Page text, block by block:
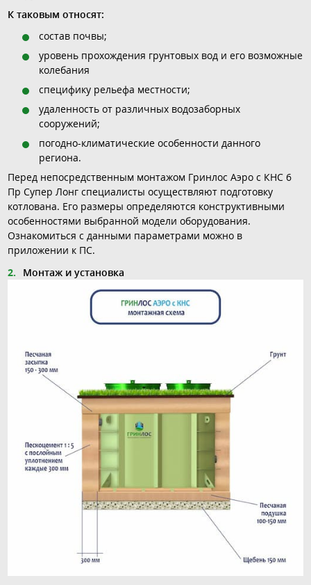
К таковым относят:
состав почвы;
уровень прохождения грунтовых вод и его возможные
колебания
специфику рельефа местности;
удаленность от различных водозаборных
сооружений;
погодно-климатические особенности данного
региона.
Перед непосредственным монтажом Гринлос Аэро с КНС 6
Пр Супер Лонг специалисты осуществляют подготовку
котлована. Его размеры определяются конструктивными
особенностями выбранной модели оборудования.
Ознакомиться с данными параметрами можно в
приложении к ПС.
Монтаж и установка